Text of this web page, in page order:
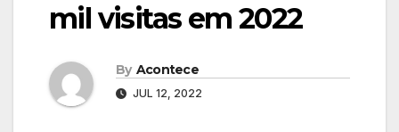
mil visitas em 2022
By Acontece
JUL 12, 2022